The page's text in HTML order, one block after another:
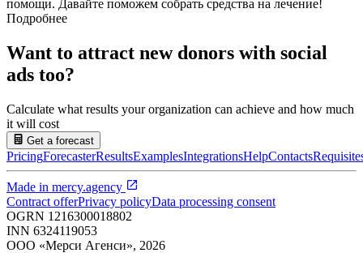
помощи. Давайте поможем собрать средства на лечение!
Подробнее
Want to attract new donors with social
ads too?
Calculate what results your organization can achieve and how much
it will cost
Get a forecast
PricingForecasterResultsExamplesIntegrationsHelpContacts
Made in mercy.agency
Contract offerPrivacy policyData processing consent
OGRN 1216300018802
INN 6324119053
ООО «Мерси Агенси», 2026